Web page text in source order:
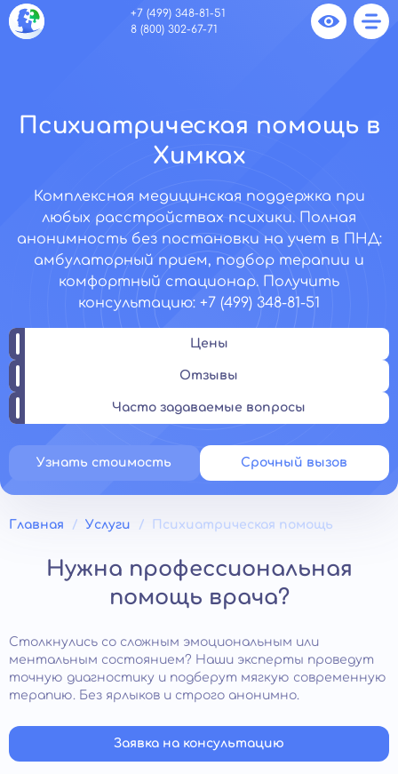
+7 (499) 348-81-51
8 (800) 302-67-71
Психиатрическая помощь в
Химках
Комплексная медицинская поддержка при
любых расстройствах психики. Полная
анонимность без постановки на учет в ПНД:
амбулаторный прием, подбор терапии и
комфортный стационар. Получить
консультацию: +7 (499) 348-81-51
Цены
Отзывы
Часто задаваемые вопросы
Узнать стоимость Срочный вызов
Главная Услуги Психиатрическая помощь
Нужна профессиональная
помощь врача?
Столкнулись со сложным эмоциональным или
ментальным состоянием? Наши эксперты проведут
точную диагностику и подберут мягкую современную
терапию. Без ярлыков и строго анонимно.
Заявка на консультацию